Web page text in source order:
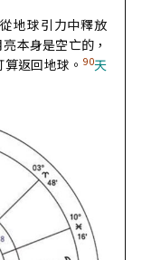
地球引力中釋放
本身是空亡的，
返回地球。 90天